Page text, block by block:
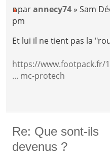
parannecy74 » Sam
pm
Et lui il ne tient pas la
https://www.footpack.fr/
... mc-protech
Re: Que sont-ils
devenus ?